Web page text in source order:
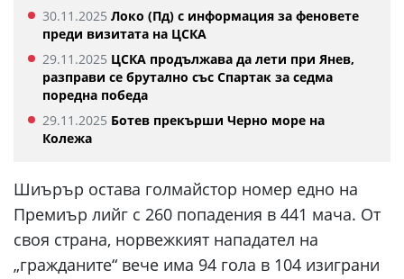
30.11.2025 Локо (Пд) с информация за феновете
преди визитата на ЦСКА
29.11.2025 ЦСКА продължава да лети при Янев,
разправи се брутално със Спартак за седма
поредна победа
29.11.2025 Ботев прекърши Черно море на
Колежа
Шиърър остава голмайстор номер едно на
Премиър лийг с 260 попадения в 441 мача. От
своя страна, норвежкият нападател на
„гражданите“ вече има 94 гола в 104 изиграни